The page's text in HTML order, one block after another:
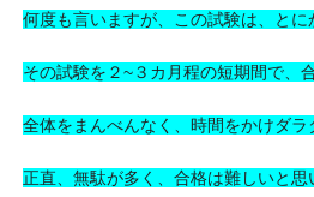
何度も言いますが、この試験は、とに
その試験を２~３カ月程の短期間で、
全体をまんべんなく、時間をかけダラ
正直、無駄が多く、合格は難しいと思